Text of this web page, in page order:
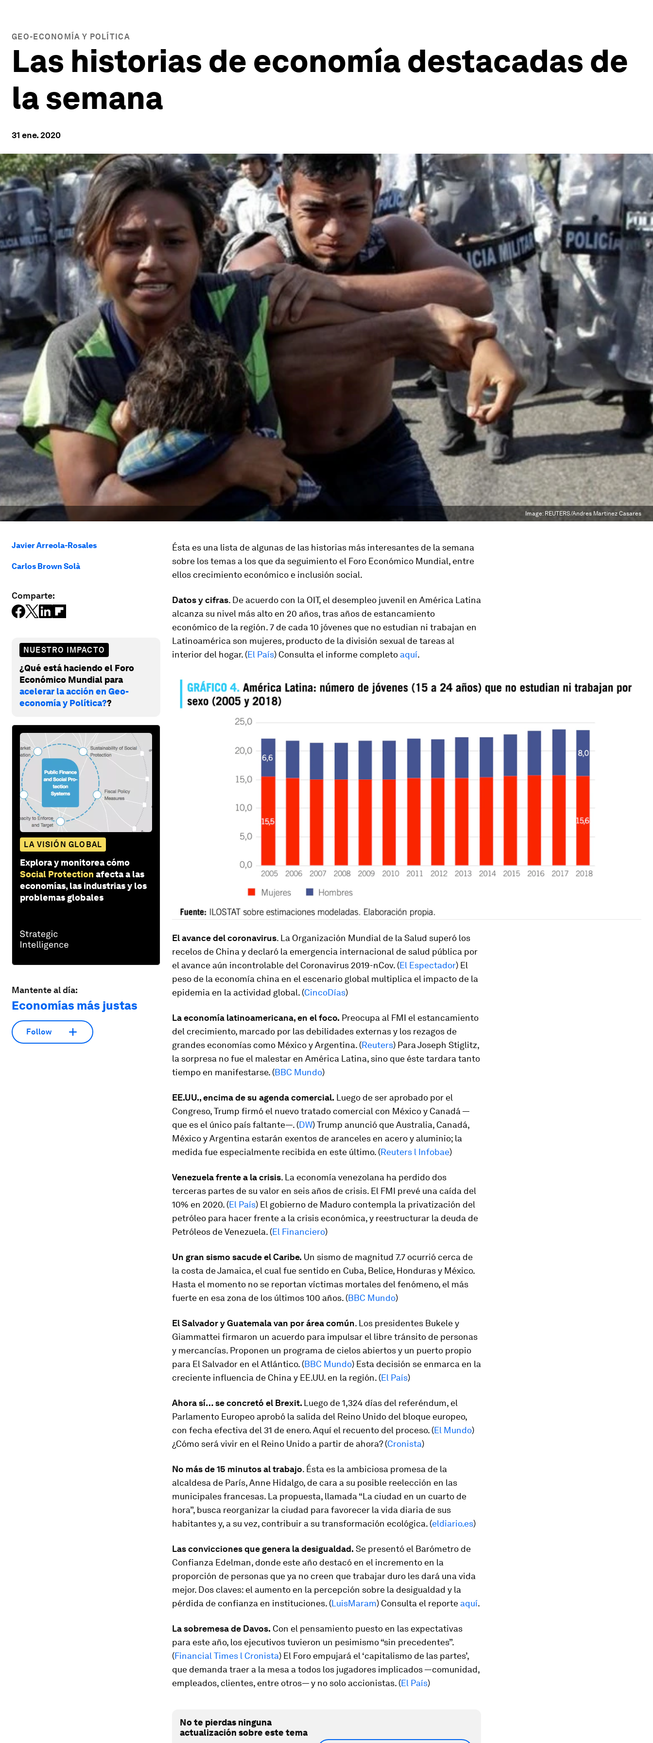
GEO-ECONOMÍA Y POLÍTICA
Las historias de economía destacadas de
la semana
31 ene. 2020
Image: REUTERS/Andres Martinez Casares
Javier Arreola-Rosales
Carlos Brown Solà
Comparte:
NUESTRO IMPACTO
¿Qué está haciendo el Foro
Económico Mundial para
acelerar la acción en Geo-
economía y Política??
LA VISIÓN GLOBAL
Explora y monitorea cómo
Social Protection afecta a las
economías, las industrias y los
problemas globales
Mantente al día:
Economías más justas
Follow
Ésta es una lista de algunas de las historias más interesantes de la semana
sobre los temas a los que da seguimiento el Foro Económico Mundial, entre
ellos crecimiento económico e inclusión social.
Datos y cifras. De acuerdo con la OIT, el desempleo juvenil en América Latina
alcanza su nivel más alto en 20 años, tras años de estancamiento
económico de la región. 7 de cada 10 jóvenes que no estudian ni trabajan en
Latinoamérica son mujeres, producto de la división sexual de tareas al
interior del hogar. (El País) Consulta el informe completo aquí.
El avance del coronavirus. La Organización Mundial de la Salud superó los
recelos de China y declaró la emergencia internacional de salud pública por
el avance aún incontrolable del Coronavirus 2019-nCov. (El Espectador) El
peso de la economía china en el escenario global multiplica el impacto de la
epidemia en la actividad global. (CincoDías)
La economía latinoamericana, en el foco. Preocupa al FMI el estancamiento
del crecimiento, marcado por las debilidades externas y los rezagos de
grandes economías como México y Argentina. (Reuters) Para Joseph Stiglitz,
la sorpresa no fue el malestar en América Latina, sino que éste tardara tanto
tiempo en manifestarse. (BBC Mundo)
EE.UU., encima de su agenda comercial. Luego de ser aprobado por el
Congreso, Trump firmó el nuevo tratado comercial con México y Canadá —
que es el único país faltante—. (DW) Trump anunció que Australia, Canadá,
México y Argentina estarán exentos de aranceles en acero y aluminio; la
medida fue especialmente recibida en este último. (Reuters l Infobae)
Venezuela frente a la crisis. La economía venezolana ha perdido dos
terceras partes de su valor en seis años de crisis. El FMI prevé una caída del
10% en 2020. (El País) El gobierno de Maduro contempla la privatización del
petróleo para hacer frente a la crisis económica, y reestructurar la deuda de
Petróleos de Venezuela. (El Financiero)
Un gran sismo sacude el Caribe. Un sismo de magnitud 7.7 ocurrió cerca de
la costa de Jamaica, el cual fue sentido en Cuba, Belice, Honduras y México.
Hasta el momento no se reportan víctimas mortales del fenómeno, el más
fuerte en esa zona de los últimos 100 años. (BBC Mundo)
El Salvador y Guatemala van por área común. Los presidentes Bukele y
Giammattei firmaron un acuerdo para impulsar el libre tránsito de personas
y mercancías. Proponen un programa de cielos abiertos y un puerto propio
para El Salvador en el Atlántico. (BBC Mundo) Esta decisión se enmarca en la
creciente influencia de China y EE.UU. en la región. (El País)
Ahora sí… se concretó el Brexit. Luego de 1,324 días del referéndum, el
Parlamento Europeo aprobó la salida del Reino Unido del bloque europeo,
con fecha efectiva del 31 de enero. Aquí el recuento del proceso. (El Mundo)
¿Cómo será vivir en el Reino Unido a partir de ahora? (Cronista)
No más de 15 minutos al trabajo. Ésta es la ambiciosa promesa de la
alcaldesa de París, Anne Hidalgo, de cara a su posible reelección en las
municipales francesas. La propuesta, llamada “La ciudad en un cuarto de
hora”, busca reorganizar la ciudad para favorecer la vida diaria de sus
habitantes y, a su vez, contribuir a su transformación ecológica. (eldiario.es)
Las convicciones que genera la desigualdad. Se presentó el Barómetro de
Confianza Edelman, donde este año destacó en el incremento en la
proporción de personas que ya no creen que trabajar duro les dará una vida
mejor. Dos claves: el aumento en la percepción sobre la desigualdad y la
pérdida de confianza en instituciones. (LuisMaram) Consulta el reporte aquí.
La sobremesa de Davos. Con el pensamiento puesto en las expectativas
para este año, los ejecutivos tuvieron un pesimismo “sin precedentes”.
(Financial Times l Cronista) El Foro empujará el ‘capitalismo de las partes’,
que demanda traer a la mesa a todos los jugadores implicados —comunidad,
empleados, clientes, entre otros— y no solo accionistas. (El País)
No te pierdas ninguna
actualización sobre este tema